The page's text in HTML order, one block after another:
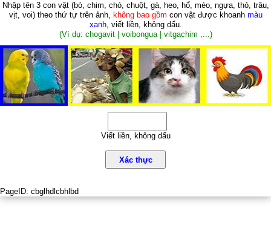
Nhập tên 3 con vật (bò, chim, chó, chuột, gà, heo, hổ, mèo, ngựa, thỏ, trâu,
vịt, voi)theo thứ tự trên ảnh, không bao gồm con vật được khoanh màu
xanh, viết liền, không dấu.
(Ví dụ: chogavit | voibongua | vitgachim ,...)
Viết liền, không dấu
Xác thực
PageID: cbglhdlcbhlbd